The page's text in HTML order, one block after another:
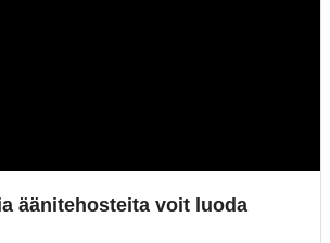
äänitehosteita voit luoda